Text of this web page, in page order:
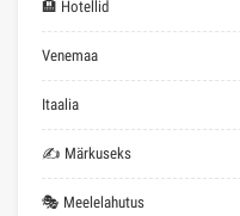
🏨 Hotellid
Venemaa
Itaalia
✍ Märkuseks
🎭 Meelelahutus